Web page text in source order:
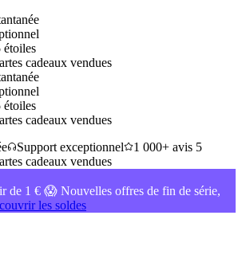
étoiles
cadeaux vendues
étoiles
cadeaux vendues
Support exceptionnel
1 000+ avis 5
cadeaux vendues
de 1 € 😱 Nouvelles offres de fin de série,
les soldes